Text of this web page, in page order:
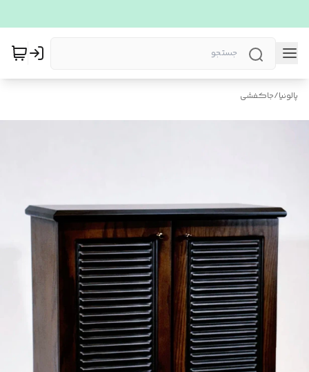
پالونیا/جاکفشی